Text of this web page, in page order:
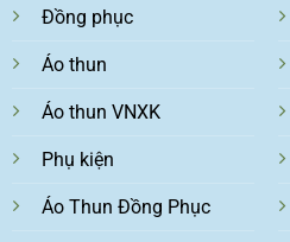
Đồng phục
Áo thun
Áo thun VNXK
Phụ kiện
Áo Thun Đồng Phục